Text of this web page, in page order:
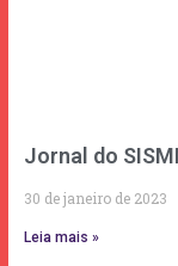
Jornal do
30 de janeiro de 2023
Leia mais »